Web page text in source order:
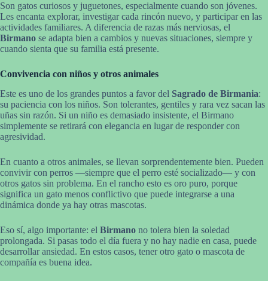
Son gatos curiosos y juguetones, especialmente cuando son jóvenes.
Les encanta explorar, investigar cada rincón nuevo, y participar en las
actividades familiares. A diferencia de razas más nerviosas, el
Birmano se adapta bien a cambios y nuevas situaciones, siempre y
cuando sienta que su familia está presente.
Convivencia con niños y otros animales
Este es uno de los grandes puntos a favor del Sagrado de Birmania:
su paciencia con los niños. Son tolerantes, gentiles y rara vez sacan las
uñas sin razón. Si un niño es demasiado insistente, el Birmano
simplemente se retirará con elegancia en lugar de responder con
agresividad.
En cuanto a otros animales, se llevan sorprendentemente bien. Pueden
convivir con perros —siempre que el perro esté socializado— y con
otros gatos sin problema. En el rancho esto es oro puro, porque
significa un gato menos conflictivo que puede integrarse a una
dinámica donde ya hay otras mascotas.
Eso sí, algo importante: el Birmano no tolera bien la soledad
prolongada. Si pasas todo el día fuera y no hay nadie en casa, puede
desarrollar ansiedad. En estos casos, tener otro gato o mascota de
compañía es buena idea.